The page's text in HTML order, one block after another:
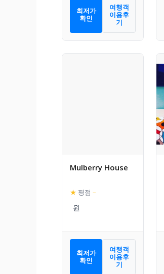
최저가
확인
여행객
이용후
기
Mulberry House
★ 평점 –
최저가
확인
여행객
이용후
기